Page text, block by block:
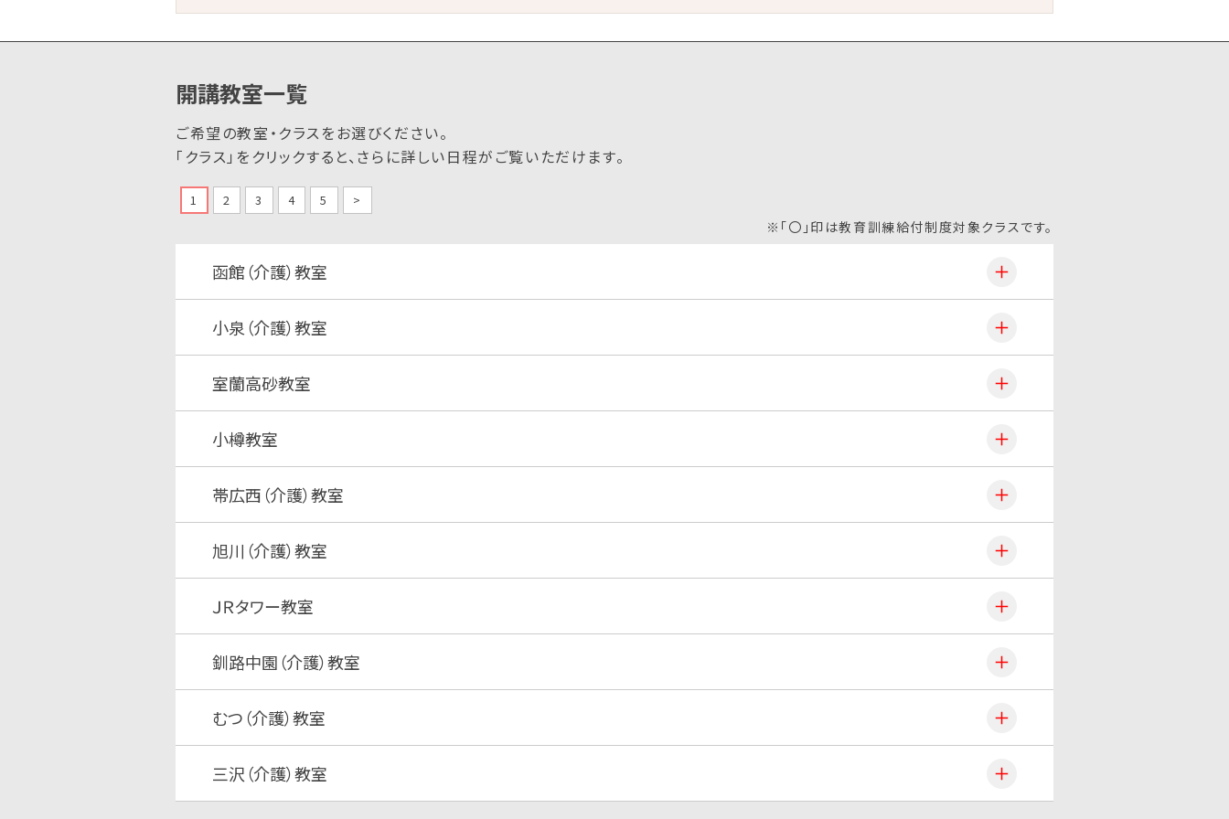
開講教室一覧
ご希望の教室・クラスをお選びください。
「クラス」をクリックすると、さらに詳しい日程がご覧いただけます。
1 2 3 4 5 >
※「〇」印は教育訓練給付制度対象クラスです。
函館（介護）教室
小泉（介護）教室
室蘭高砂教室
小樽教室
帯広西（介護）教室
旭川（介護）教室
ＪＲタワー教室
釧路中園（介護）教室
むつ（介護）教室
三沢（介護）教室